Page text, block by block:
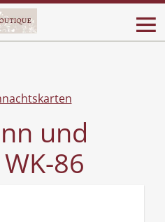
und
86